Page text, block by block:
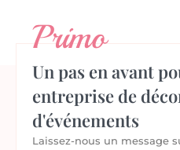
Primo
Un pas en avant
entreprise de
d'événements
Laissez-nous un message